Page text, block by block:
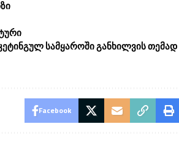
სამყაროში განხილვის თემად
Facebook